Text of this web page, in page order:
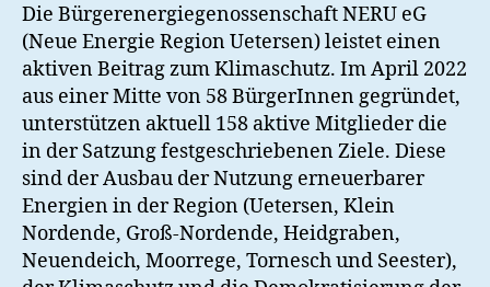
Die Bürgerenergiegenossenschaft NERU eG
(Neue Energie Region Uetersen) leistet einen
aktiven Beitrag zum Klimaschutz. Im April 2022
aus einer Mitte von 58 BürgerInnen gegründet,
unterstützen aktuell 158 aktive Mitglieder die
in der Satzung festgeschriebenen Ziele. Diese
sind der Ausbau der Nutzung erneuerbarer
Energien in der Region (Uetersen, Klein
Nordende, Groß-Nordende, Heidgraben,
Neuendeich, Moorrege, Tornesch und Seester),